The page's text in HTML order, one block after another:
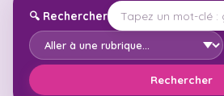
🔍 Rechercher
Rechercher